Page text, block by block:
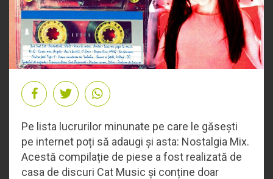
Pe lista lucrurilor minunate pe care le găsești
pe internet poți să adaugi și asta: Nostalgia Mix.
Acestă compilație de piese a fost realizată de
casa de discuri Cat Music și conține doar